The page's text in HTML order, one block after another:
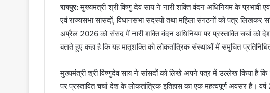
रायपुर:मुख्यमंत्री श्री विष्णु देव साय ने नारी शक्ति वंदन अधिनियम के
एवं राज्यसभा सांसदों, विधानसभा सदस्यों तथा महिला संगठनों को पत्र लिखकर
अप्रैल 2026 को संसद में नारी शक्ति वंदन अधिनियम पर प्रस्तावित चर्चा को
बताते हुए कहा है कि यह मातृशक्ति को लोकतांत्रिक संस्थाओं में समुचित
मुख्यमंत्री श्री विष्णुदेव साय ने सांसदों को लिखे अपने पत्र में उल्लेख किया है
पर प्रस्तावित चर्चा देश के लोकतांत्रिक इतिहास का एक महत्वपूर्ण अवसर है।